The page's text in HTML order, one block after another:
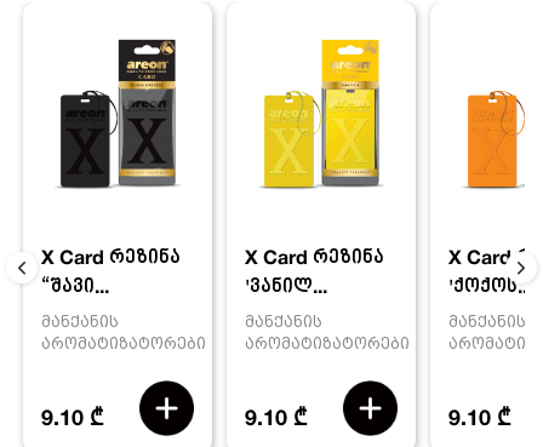
X Card რეზინა
“შავი...
მანქანის
არომატიზატორები
9.10 ₾
X Card რეზინა
'ვანილ...
მანქანის
არომატიზატორები
9.10 ₾
X Card
'ქოქოს...
მანქანის
9.10 ₾